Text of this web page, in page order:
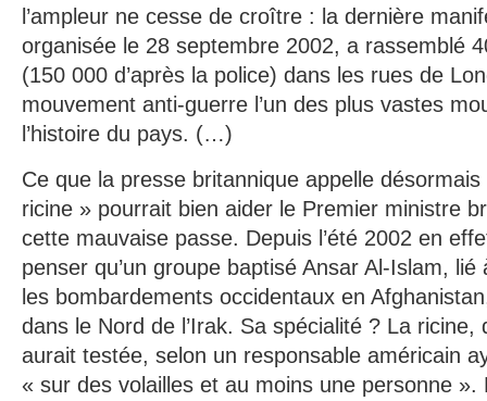
l’ampleur ne cesse de croître : la dernière
organisée le 28 septembre 2002, a rassemblé
(150 000 d’après la police) dans les rues de
mouvement anti-guerre l’un des plus vastes
l’histoire du pays. (…)
Ce que la presse britannique appelle
ricine » pourrait bien aider le Premier ministre
cette mauvaise passe. Depuis l’été 2002 en
penser qu’un groupe baptisé Ansar Al-Islam,
les bombardements occidentaux en
dans le Nord de l’Irak. Sa spécialité ? La ricine,
aurait testée, selon un responsable américain
« sur des volailles et au moins une personne ».